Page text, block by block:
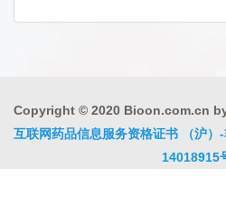
Copyright © 2020 Bioon.com.cn
互联网药品信息服务资格证书 （沪
14018915